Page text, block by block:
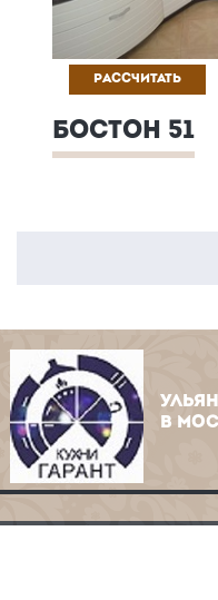
РАССЧИТАТЬ
БОСТОН 51
В